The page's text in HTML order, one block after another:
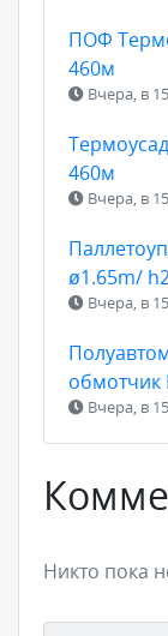
ПОФ
460м
Вчера, в
460м
Вчера, в
ø1.65m/
Вчера, в
обмотчик
Вчера, в
Никто пока